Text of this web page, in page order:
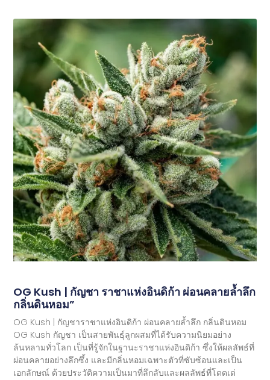
OG Kush | กัญชา ราชาแห่งอินดิก้า ผ่อนคลายล้ำลึก
กลิ่นดินหอม”
OG Kush | กัญชาราชาแห่งอินดิก้า ผ่อนคลายล้ำลึก กลิ่นดินหอม
OG Kush กัญชา เป็นสายพันธุ์ลูกผสมที่ได้รับความนิยมอย่าง
ล้นหลามทั่วโลก เป็นที่รู้จักในฐานะราชาแห่งอินดิก้า ซึ่งให้ผลลัพธ์ที่
ผ่อนคลายอย่างลึกซึ้ง และมีกลิ่นหอมเฉพาะตัวที่ซับซ้อนและเป็น
เอกลักษณ์ ด้วยประวัติความเป็นมาที่ลึกลับและผลลัพธ์ที่โดดเด่